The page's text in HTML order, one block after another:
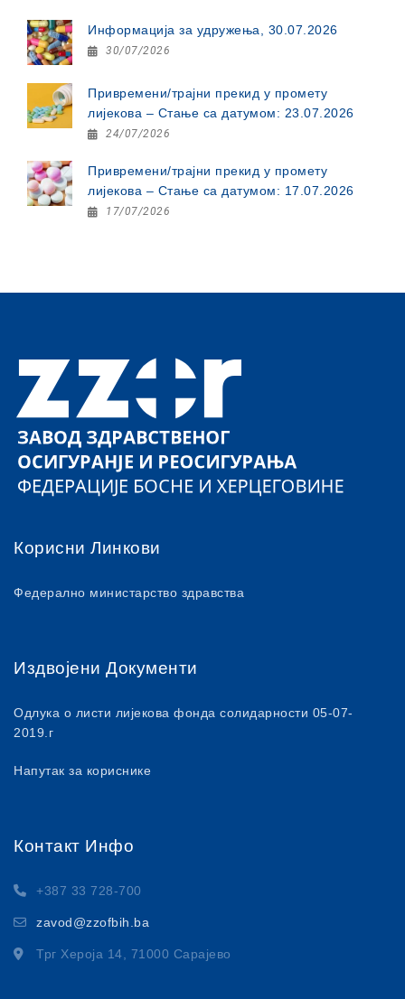
Информација за удружења, 30.07.2026
30/07/2026
Привремени/трајни прекид у промету
лијекова – Стање са датумом: 23.07.2026
24/07/2026
Привремени/трајни прекид у промету
лијекова – Стање са датумом: 17.07.2026
17/07/2026
Корисни Линкови
Федерално министарство здравства
Издвојени Документи
Одлука о листи лијекова фонда солидарности 05-07-
2019.г
Напутак за кориснике
Контакт Инфо
+387 33 728-700
zavod@zzofbih.ba
Трг Хероја 14, 71000 Сарајево